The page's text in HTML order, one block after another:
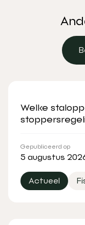
Welke
Gepubliceerd op
5 augustus
Actueel